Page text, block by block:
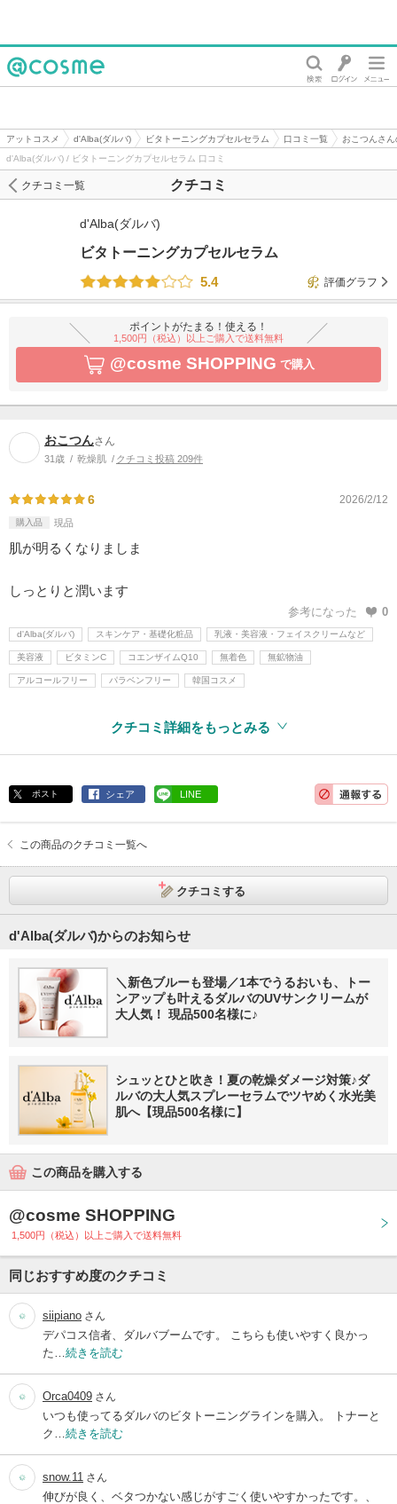
アットコスメ d'Alba(ダルバ) ビタトーニングカプセルセラム 口コミ一覧
おこつんさ
d'Alba(ダルバ) / ビタトーニングカプセルセラム 口コミ
クチコミ
クチコミ一覧
d'Alba(ダルバ)
ビタトーニングカプセルセラム
5.4
評価グラフ
ポイントがたまる！使える！
1,500円（税込）以上ご購入で送料無料
@cosme SHOPPING で購入
おこつんさん
31歳 乾燥肌 クチコミ投稿 209件
6 2026/2/12
購入品 現品
肌が明るくなりましま
しっとりと潤います
参考になった 0
d'Alba(ダルバ) スキンケア・基礎化粧品 乳液・美容液・フェイスクリームなど
美容液 ビタミンC コエンザイムQ10 無着色 無鉱物油
アルコールフリー パラベンフリー 韓国コスメ
クチコミ詳細をもっとみる
ポスト シェア LINE
この商品のクチコミ一覧へ
クチコミする
d'Alba(ダルバ)からのお知らせ
＼新色ブルーも登場／1本でうるおいも、トー
ンアップも叶えるダルバのUVサンクリームが
大人気！ 現品500名様に♪
シュッとひと吹き！夏の乾燥ダメージ対策♪ダ
ルバの大人気スプレーセラムでツヤめく水光美
肌へ【現品500名様に】
この商品を購入する
@cosme SHOPPING
1,500円（税込）以上ご購入で送料無料
同じおすすめ度のクチコミ
siipiano さん
デパコス信者、ダルバブームです。 こちらも使いやすく良かっ
た… 続きを読む
Orca0409 さん
いつも使ってるダルバのビタトーニングラインを購入。 トナーと
ク… 続きを読む
snow.11 さん
伸びが良く、ベタつかない感じがすごく使いやすかったです。、